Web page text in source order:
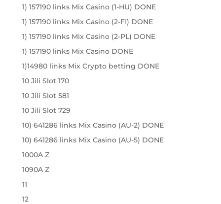
1) 157190 links Mix Casino (1-HU) DONE
1) 157190 links Mix Casino (2-FI) DONE
1) 157190 links Mix Casino (2-PL) DONE
1) 157190 links Mix Casino DONE
1)14980 links Mix Crypto betting DONE
10 Jili Slot 170
10 Jili Slot 581
10 Jili Slot 729
10) 641286 links Mix Casino (AU-2) DONE
10) 641286 links Mix Casino (AU-5) DONE
1000A Z
1090A Z
11
12